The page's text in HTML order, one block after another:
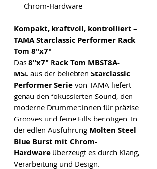
Chrom-Hardware
Kompakt, kraftvoll, kontrolliert –
TAMA Starclassic Performer Rack
Tom 8"x7"
Das 8"x7" Rack Tom MBST8A-
MSL aus der beliebten Starclassic
Performer Serie von TAMA liefert
genau den fokussierten Sound, den
moderne Drummer:innen für präzise
Grooves und feine Fills benötigen. In
der edlen Ausführung Molten Steel
Blue Burst mit Chrom-
Hardware überzeugt es durch Klang,
Verarbeitung und Design.